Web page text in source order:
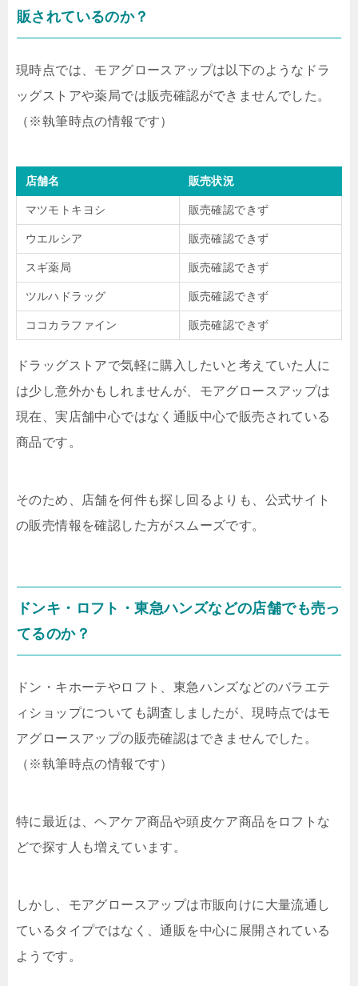
販されているのか？
現時点では、モアグロースアップは以下のようなドラ
ッグストアや薬局では販売確認ができませんでした。
（※執筆時点の情報です）
店舗名 販売状況
マツモトキヨシ 販売確認できず
ウエルシア 販売確認できず
スギ薬局 販売確認できず
ツルハドラッグ 販売確認できず
ココカラファイン 販売確認できず
ドラッグストアで気軽に購入したいと考えていた人に
は少し意外かもしれませんが、モアグロースアップは
現在、実店舗中心ではなく通販中心で販売されている
商品です。
そのため、店舗を何件も探し回るよりも、公式サイト
の販売情報を確認した方がスムーズです。
ドンキ・ロフト・東急ハンズなどの店舗でも売っ
てるのか？
ドン・キホーテやロフト、東急ハンズなどのバラエテ
ィショップについても調査しましたが、現時点ではモ
アグロースアップの販売確認はできませんでした。
（※執筆時点の情報です）
特に最近は、ヘアケア商品や頭皮ケア商品をロフトな
どで探す人も増えています。
しかし、モアグロースアップは市販向けに大量流通し
ているタイプではなく、通販を中心に展開されている
ようです。